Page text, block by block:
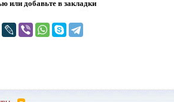
или добавьте в закладки